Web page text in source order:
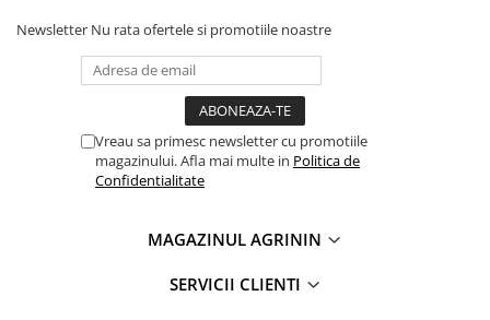
Spray si intretinere
Vinificatie
Acumulatori si Incarcatoare
Baros / Ciocan / Topor
Newsletter Nu rata ofertele si promotiile noastre
Vreau sa primesc newsletter cu promotiile
magazinului. Afla mai multe in Politica de
Confidentialitate
MAGAZINUL AGRININ
SERVICII CLIENTI